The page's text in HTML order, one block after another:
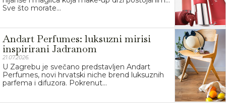
Sve što morate...
Andart Perfumes: luksuzni mirisi
inspirirani Jadranom
21.07.2026.
U Zagrebu je svečano predstavljen Andart
Perfumes, novi hrvatski niche brend luksuznih
parfema i difuzora. Pokrenut...